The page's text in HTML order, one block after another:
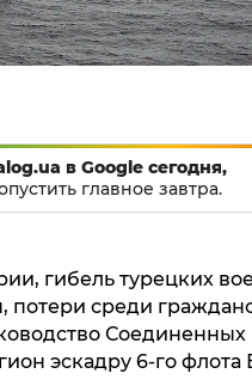
в Google сегодня,
главное завтра.
гибель турецких
потери среди
эскадру 6-го